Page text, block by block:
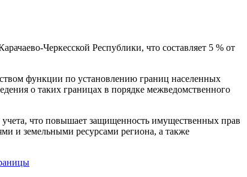
Черкесской Республики, что составляет 5 % от
функции по установлению границ населенных
о таких границах в порядке межведомственного
учета, что повышает защищенность имущественных прав
и земельными ресурсами региона, а также